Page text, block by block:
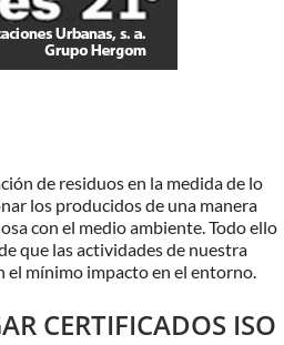
de residuos en la medida de lo
los producidos de una manera
con el medio ambiente. Todo ello
que las actividades de nuestra
el mínimo impacto en el entorno.
CERTIFICADOS ISO